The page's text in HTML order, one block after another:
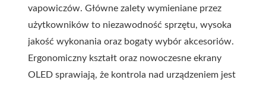
vapowiczów. Główne zalety wymieniane przez
użytkowników to niezawodność sprzętu, wysoka
jakość wykonania oraz bogaty wybór akcesoriów.
Ergonomiczny kształt oraz nowoczesne ekrany
OLED sprawiają, że kontrola nad urządzeniem jest